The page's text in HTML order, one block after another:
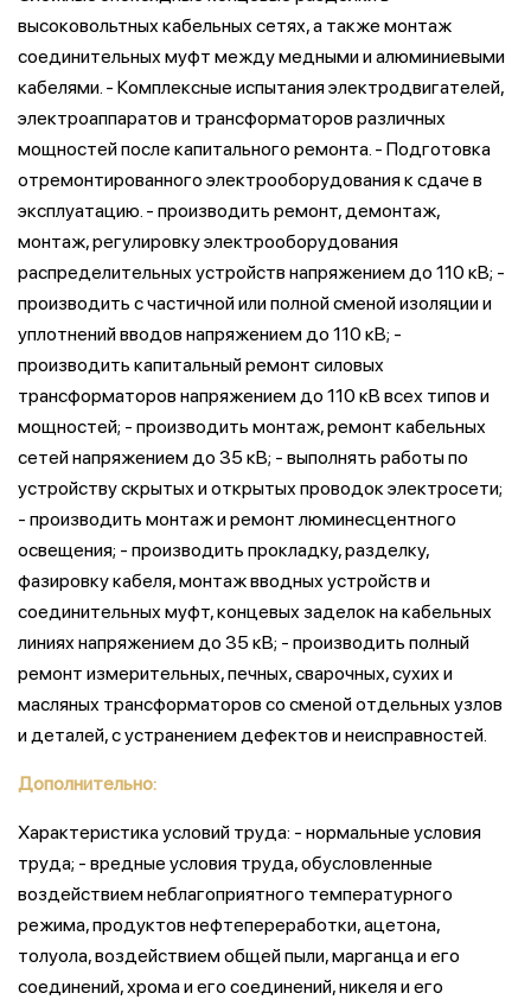
Дополнительно:
Характеристика условий труда: - нормальные условия
труда; - вредные условия труда, обусловленные
воздействием неблагоприятного температурного
режима, продуктов нефтепереработки, ацетона,
толуола, воздействием общей пыли, марганца и его
соединений, хрома и его соединений, никеля и его